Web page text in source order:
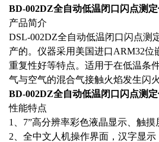
BD-002DZ全自动低温闭口闪点测定
产品简介
DSL-002DZ全自动低温闭口闪点测
产的。仪器采用美国进口ARM32位
重复性好等特点。适用于在低温条
气与空气的混合气接触火焰发生闪
BD-002DZ全自动低温闭口闪点测定
性能特点
1、7”高分辨率彩色液晶显示、触摸
2、全中文人机操作界面，汉字显示